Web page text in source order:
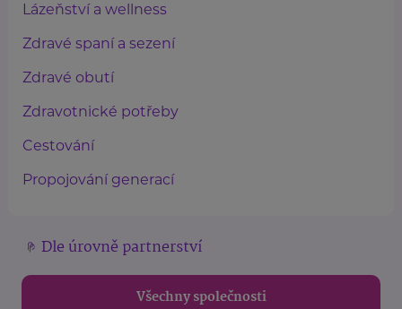
Lázeňství a wellness
Zdravé spaní a sezení
Zdravé obutí
Zdravotnické potřeby
Cestování
Propojování generací
Dle úrovně partnerství
Všechny společnosti